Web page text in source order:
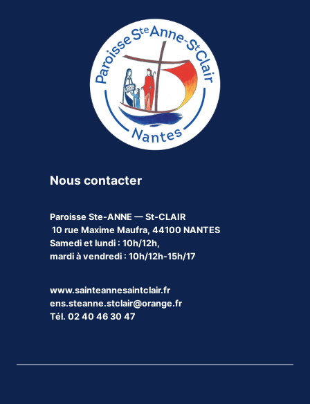
Nous contacter
Paroisse Ste-ANNE — St-CLAIR
10 rue Maxime Maufra, 44100 NANTES
Samedi et lundi : 10h/12h,
mardi à vendredi : 10h/12h-15h/17
www.sainteannesaintclair.fr
ens.steanne.stclair@orange.fr
Tél. 02 40 46 30 47